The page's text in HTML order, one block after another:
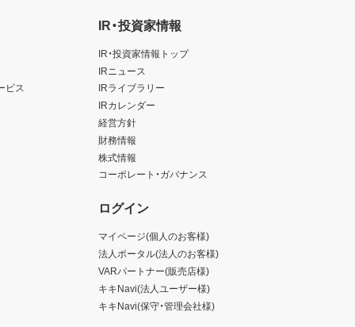
ビス
IR・投資家情報
IR・投資家情報トップ
IRニュース
IRライブラリー
IRカレンダー
経営方針
財務情報
株式情報
コーポレート・ガバナンス
ログイン
マイページ(個人のお客様)
法人ポータル(法人のお客様)
VARパートナー(販売店様)
キキNavi(法人ユーザー様)
キキNavi(保守・管理会社様)